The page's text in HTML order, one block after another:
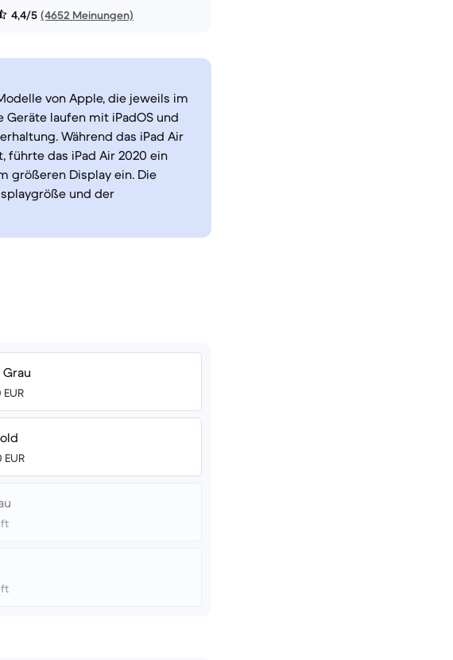
4,4/5 (4652 Meinungen)
von Apple, die jeweils im
laufen mit iPadOS und
Während das iPad Air
führte das iPad Air 2020 ein
größeren Display ein. Die
und der